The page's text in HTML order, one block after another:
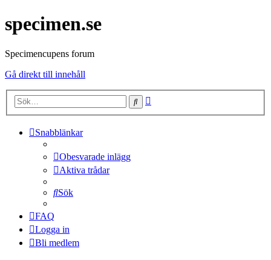
specimen.se
Specimencupens forum
Gå direkt till innehåll
Sök
Snabblänkar
Obesvarade inlägg
Aktiva trådar
Sök
FAQ
Logga in
Bli medlem